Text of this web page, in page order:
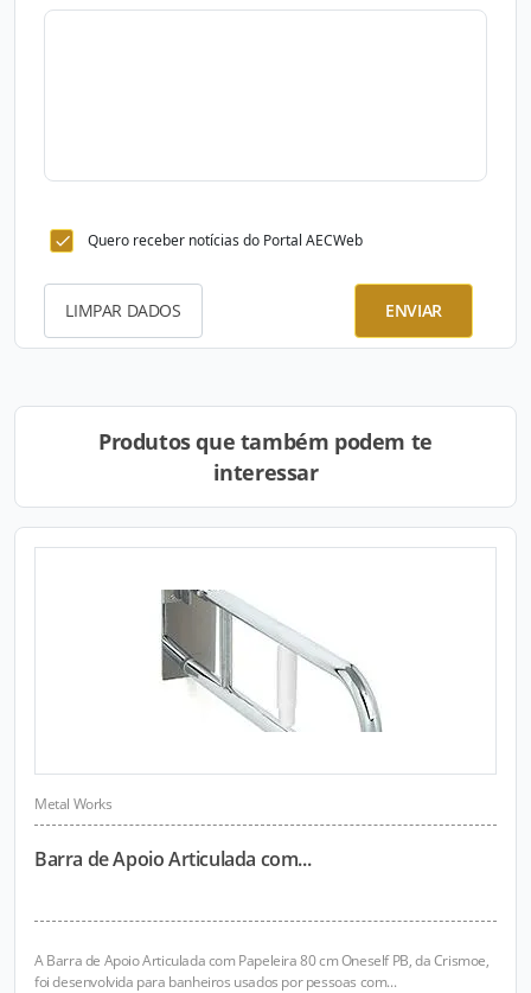
Quero receber notícias do Portal AECWeb
LIMPAR DADOS ENVIAR
Produtos que também podem te
interessar
Metal Works
Barra de Apoio Articulada com...
A Barra de Apoio Articulada com Papeleira 80 cm Oneself PB, da Crismoe,
foi desenvolvida para banheiros usados por pessoas com...